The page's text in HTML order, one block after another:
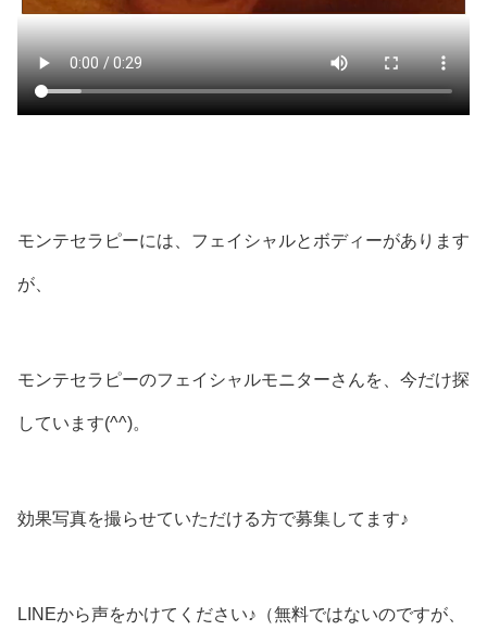
モンテセラピーには、フェイシャルとボディーがあります
が、
モンテセラピーのフェイシャルモニターさんを、今だけ探
しています(^^)。
効果写真を撮らせていただける方で募集してます♪
LINEから声をかけてください♪（無料ではないのですが、